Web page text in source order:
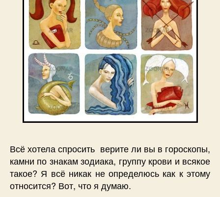
Всё хотела спросить верите ли вы в гороскопы,
камни по знакам зодиака, группу крови и всякое
такое? Я всё никак не определюсь как к этому
относится? Вот, что я думаю.